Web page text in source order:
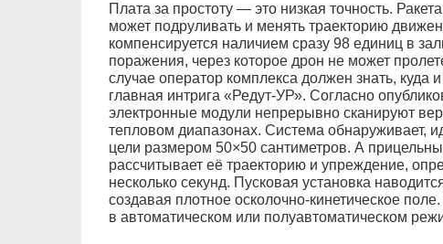
Плата за простоту — это низкая точность.
может подруливать и менять траекторию
компенсируется наличием сразу 98 единиц в
поражения, через которое дрон не может
случае оператор комплекса должен знать, куда
главная интрига «Редут-УР». Согласно
электронные модули непрерывно сканируют
тепловом диапазонах. Система обнаруживает,
цели размером 50×50 сантиметров. А
рассчитывает её траекторию и упреждение,
несколько секунд. Пусковая установка
создавая плотное осколочно-кинетическое
в автоматическом или полуавтоматическом